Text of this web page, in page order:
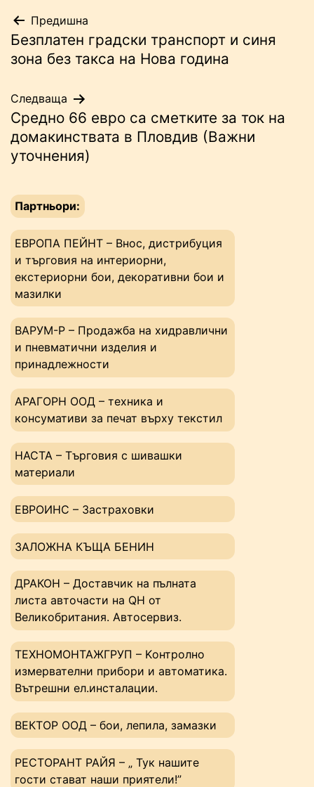
Навигация
Предишна
Безплатен градски транспорт и синя
зона без такса на Нова година
Следваща
Средно 66 евро са сметките за ток на
домакинствата в Пловдив (Важни
уточнения)
Партньори:
ЕВРОПА ПЕЙНТ – Внос, дистрибуция
и търговия на интериорни,
екстериорни бои, декоративни бои и
мазилки
ВАРУМ-Р – Продажба на хидравлични
и пневматични изделия и
принадлежности
АРАГОРН ООД – техника и
консумативи за печат върху текстил
НАСТА – Tърговия с шивашки
материали
ЕВРОИНС – Застраховки
ЗАЛОЖНА КЪЩА БЕНИН
ДРАКОН – Доставчик на пълната
листа авточасти на QH от
Великобритания. Автосервиз.
ТЕХНОМОНТАЖГРУП – Kонтролно
измервателни прибори и автоматика.
Вътрешни ел.инсталации.
ВЕКТОР ООД – бои, лепила, замазки
РЕСТОРАНТ РАЙЯ – „ Тук нашите
гости стават наши приятели!”